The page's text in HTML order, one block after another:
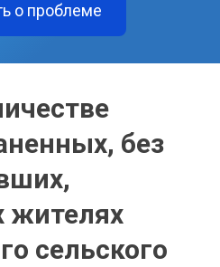
о проблеме
без
жителях
сельского